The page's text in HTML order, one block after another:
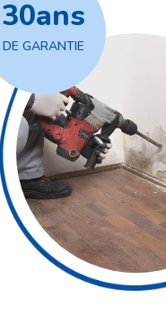
30ans
DE GARANTIE